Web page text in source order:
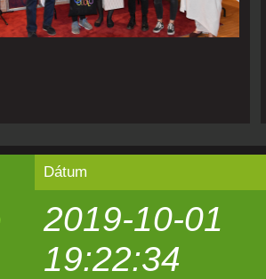
Dátum
2019-10-01
19:22:34